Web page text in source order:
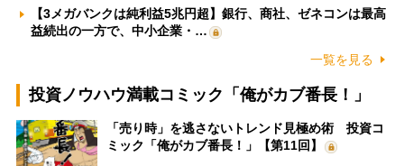
【3メガバンクは純利益5兆円超】銀行、商社、ゼネコンは最高
益続出の一方で、中小企業・…
一覧を見る
投資ノウハウ満載コミック「俺がカブ番長！」
「売り時」を逃さないトレンド見極め術 投資コ
ミック「俺がカブ番長！」【第11回】